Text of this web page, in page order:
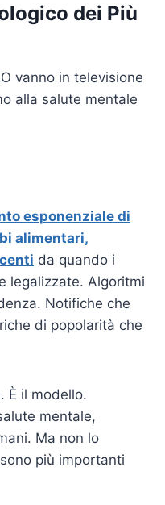
dei Più
vanno in televisione
alla salute mentale
esponenziale di
alimentari,
da quando i
legalizzate. Algoritmi
Notifiche che
di popolarità che
È il modello.
mentale,
Ma non lo
più importanti